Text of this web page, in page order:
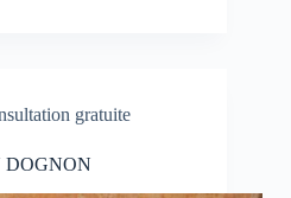
gratuite